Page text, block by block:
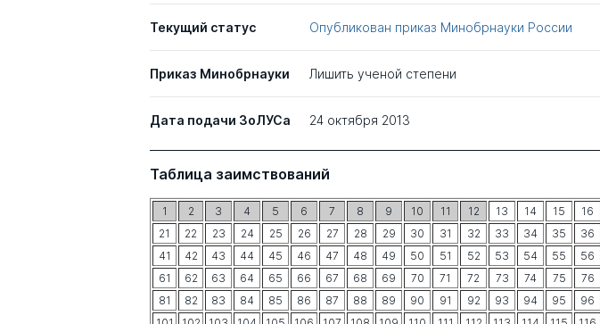
Текущий статус Опубликован приказ Минобрнауки России
Приказ Минобрнауки Лишить ученой степени
Дата подачи ЗоЛУСа 24 октября 2013
Таблица заимствований
1 2 3 4 5 6 7 8 9 10 11 12 13 14 15 16
21
22 23 24 25 26 27 28 29 30 31 32 33 34 35 36
41
42 43 44 45 46 47 48 49 50 51 52 53 54 55 56
61
62 63 64 65 66 67 68 69 70 71 72 73 74 75 76
81
82 83 84 85 86 87 88 89 90 91 92 93 94 95 96